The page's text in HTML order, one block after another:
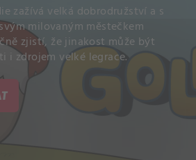
zažívá velká dobrodružství a s
milovaným městečkem
zjistí, že jinakost může být
i zdrojem velké legrace.